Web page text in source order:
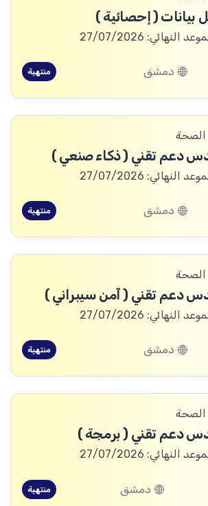
بيانات ( إحصائية )
النهائي: 27/07/2026
دمشق منتهية
الصحة
دعم تقني ( ذكاء صنعي )
النهائي: 27/07/2026
دمشق منتهية
الصحة
دعم تقني ( آمن سيبراني )
النهائي: 27/07/2026
دمشق منتهية
الصحة
دعم تقني ( برمجة )
النهائي: 27/07/2026
دمشق منتهية